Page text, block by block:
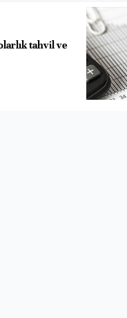
tahvil ve